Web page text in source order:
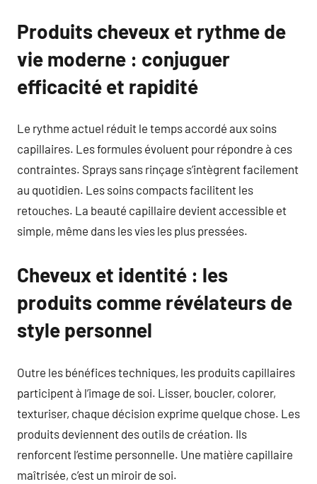
Produits cheveux et rythme de
vie moderne : conjuguer
efficacité et rapidité
Le rythme actuel réduit le temps accordé aux soins
capillaires. Les formules évoluent pour répondre à ces
contraintes. Sprays sans rinçage s’intègrent facilement
au quotidien. Les soins compacts facilitent les
retouches. La beauté capillaire devient accessible et
simple, même dans les vies les plus pressées.
Cheveux et identité : les
produits comme révélateurs de
style personnel
Outre les bénéfices techniques, les produits capillaires
participent à l’image de soi. Lisser, boucler, colorer,
texturiser, chaque décision exprime quelque chose. Les
produits deviennent des outils de création. Ils
renforcent l’estime personnelle. Une matière capillaire
maîtrisée, c’est un miroir de soi.